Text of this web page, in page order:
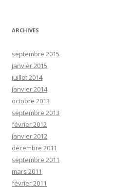
ARCHIVES
septembre 2015
janvier 2015
juillet 2014
janvier 2014
octobre 2013
septembre 2013
février 2012
janvier 2012
décembre 2011
septembre 2011
mars 2011
février 2011